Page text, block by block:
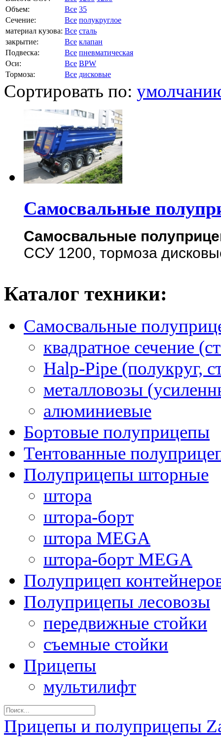
Объем:
Все 35
Сечение:
Все полукруглое
материал кузова: Все сталь
закрытие:
Все клапан
Подвеска:
Все пневматическая
Оси:
Все BPW
Тормоза:
Все дисковые
Сортировать по:
Самосвальные
Самосвальные
ССУ 1200, тормоза
Каталог техники:
Самосвальные
квадратное сечение
Halp-Pipe (полукруг,
металловозы
алюминиевые
Бортовые полуприцепы
Тентованные
Полуприцепы шторные
штора
штора-борт
штора MEGA
штора-борт MEGA
Полуприцеп
Полуприцепы лесовозы
передвижные стойки
съемные стойки
Прицепы
мультилифт
Прицепы и полуприцепы